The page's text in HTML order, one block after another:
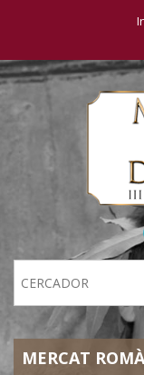
Site
SECTIONS
MERCAT ROMÀ